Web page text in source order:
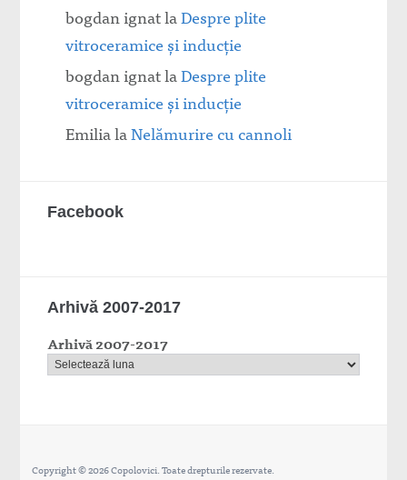
bogdan ignatlaDespre plite
vitroceramice şi inducţie
bogdan ignatlaDespre plite
vitroceramice şi inducţie
EmilialaNelămurire cu cannoli
Facebook
Arhivă 2007-2017
Arhivă 2007-2017
Copyright © 2026 Copolovici. Toate drepturile rezervate.